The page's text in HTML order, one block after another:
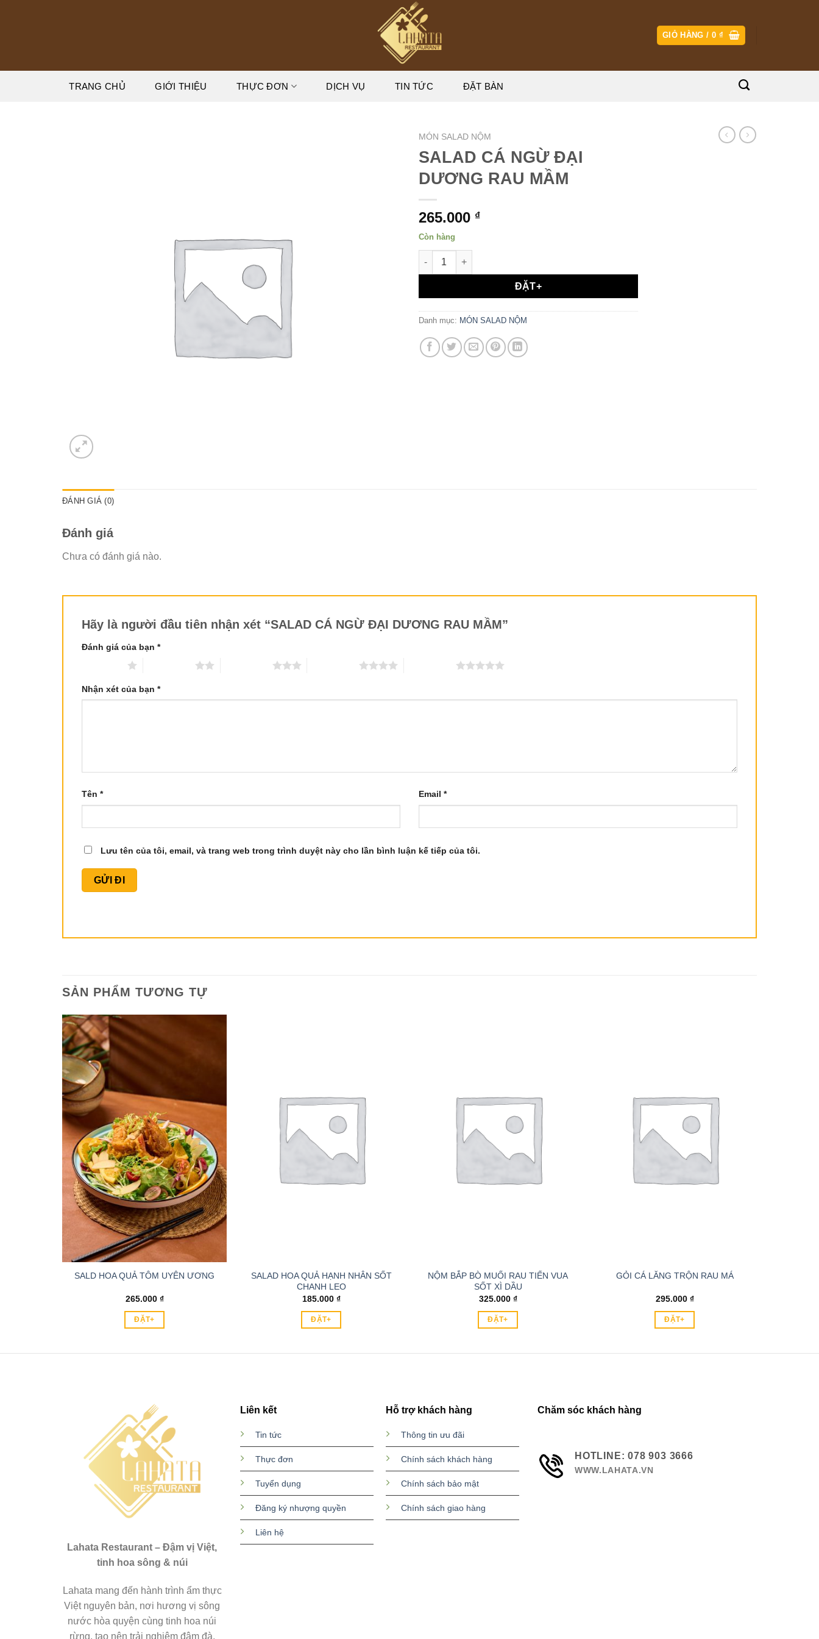
GIỎ HÀNG /0 ₫
TRANG CHỦ GIỚI THIỆU THỰC ĐƠN DỊCH VỤ TIN TỨC ĐẶT BÀN
MÓN SALAD NỘM
SALAD CÁ NGỪ ĐẠI
DƯƠNG RAU MẦM
265.000 ₫
Còn hàng
SALAD CÁ NGỪ ĐẠI DƯƠNG RAU MẦM số lượng
ĐẶT+
Danh mục: MÓN SALAD NỘM
ĐÁNH GIÁ (0)
Đánh giá
Chưa có đánh giá nào.
Hãy là người đầu tiên nhận xét “SALAD CÁ NGỪ ĐẠI DƯƠNG RAU MẦM”
Đánh giá của bạn *
Nhận xét của bạn *
Tên * Email *
Lưu tên của tôi, email, và trang web trong trình duyệt này cho lần bình luận kế tiếp của tôi.
SẢN PHẨM TƯƠNG TỰ
SALD HOA QUẢ TÔM UYÊN ƯƠNG
265.000 ₫
ĐẶT+
SALAD HOA QUẢ HẠNH NHÂN SỐT
CHANH LEO
185.000 ₫
ĐẶT+
NỘM BẮP BÒ MUỐI RAU TIẾN VUA
SỐT XÌ DẦU
325.000 ₫
ĐẶT+
GỎI CÁ LĂNG TRỘN RAU MÁ
295.000 ₫
ĐẶT+
Lahata Restaurant – Đậm vị Việt,
tinh hoa sông & núi
Lahata mang đến hành trình ẩm thực
Việt nguyên bản, nơi hương vị sông
nước hòa quyện cùng tinh hoa núi
rừng, tạo nên trải nghiệm đậm đà,
Liên kết
Tin tức
Thực đơn
Tuyển dụng
Đăng ký nhượng quyền
Liên hệ
Hỗ trợ khách hàng
Thông tin ưu đãi
Chính sách khách hàng
Chính sách bảo mật
Chính sách giao hàng
Chăm sóc khách hàng
HOTLINE: 078 903 3666
WWW.LAHATA.VN